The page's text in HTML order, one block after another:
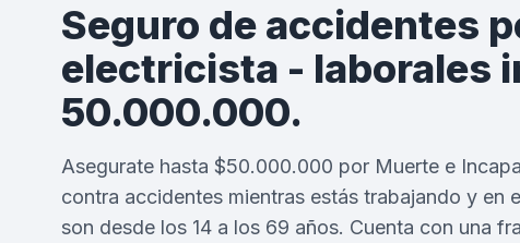
Seguro de accidentes
electricista - laborales
50.000.000.
Asegurate hasta $50.000.000 por Muerte e
contra accidentes mientras estás trabajando y en
son desde los 14 a los 69 años. Cuenta con una